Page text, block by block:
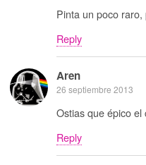
Pinta un poco
Reply
Aren
26 septiembre 2013
Ostias que épico
Reply